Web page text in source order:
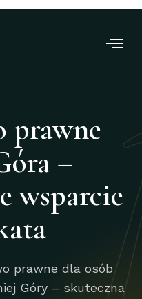
prawne
–
wsparcie
prawne dla osób
Góry – skuteczna